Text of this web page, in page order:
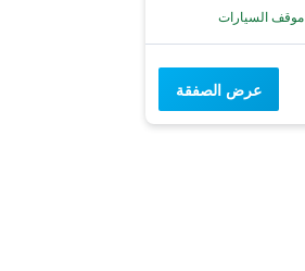
موقف السيارات
عرض الصفقة